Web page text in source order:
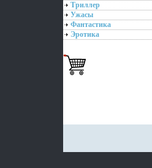
Триллер
Ужасы
Фантастика
Эротика